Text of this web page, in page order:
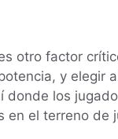
otro factor
y elegir
donde los
en el terreno de